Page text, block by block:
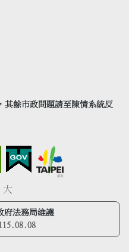
其餘市政問題請至陳情系統反
大
府法務局維護